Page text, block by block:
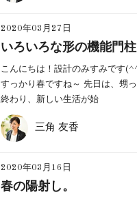
2020年03月27日
いろいろな形の機能門柱
こんにちは！設計のみすみです
すっかり春ですね～ 先日は、甥
終わり、新しい生活が始
三角 友香
2020年03月16日
春の陽射し。